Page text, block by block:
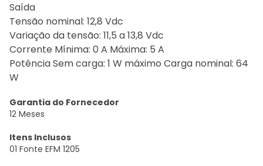
Saída
Tensão nominal: 12,8 Vdc
Variação da tensão: 11,5 a 13,8 Vdc
Corrente Mínima: 0 A Máxima: 5 A
Potência Sem carga: 1 W máximo Carga nominal: 64
W
Garantia do Fornecedor
12 Meses
Itens Inclusos
01 Fonte EFM 1205